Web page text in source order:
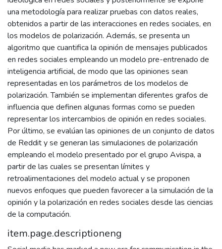
una metodología para realizar pruebas con datos reales,
obtenidos a partir de las interacciones en redes sociales, en
los modelos de polarización. Además, se presenta un
algoritmo que cuantifica la opinión de mensajes publicados
en redes sociales empleando un modelo pre-entrenado de
inteligencia artificial, de modo que las opiniones sean
representadas en los parámetros de los modelos de
polarización. También se implementan diferentes grafos de
influencia que definen algunas formas como se pueden
representar los intercambios de opinión en redes sociales.
Por último, se evalúan las opiniones de un conjunto de datos
de Reddit y se generan las simulaciones de polarización
empleando el modelo presentado por el grupo Avispa, a
partir de las cuales se presentan límites y
retroalimentaciones del modelo actual y se proponen
nuevos enfoques que pueden favorecer a la simulación de la
opinión y la polarización en redes sociales desde las ciencias
de la computación.
item.page.descriptioneng